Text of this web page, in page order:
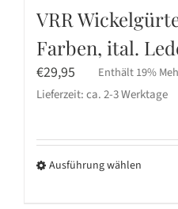
VRR
Farben, ital.
€29,95 Enthält 19%
Lieferzeit: ca. 2-3 Werktage
Ausführung wählen